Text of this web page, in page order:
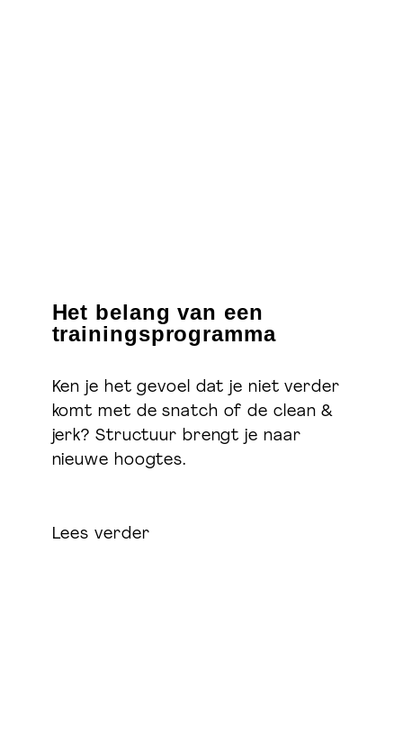
Het belang van een
trainingsprogramma
Ken je het gevoel dat je niet verder
komt met de snatch of de clean &
jerk? Structuur brengt je naar
nieuwe hoogtes.
Lees verder